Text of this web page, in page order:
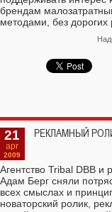
брендам
методами, без
аналитическая
своем исследовании
Publishers Must Do
21
apr
2009
РЕКЛАМНЫЙ
Агентство Tribal DВВ и
Адам Берг сняли
всех смыслах и
новаторский ролик,